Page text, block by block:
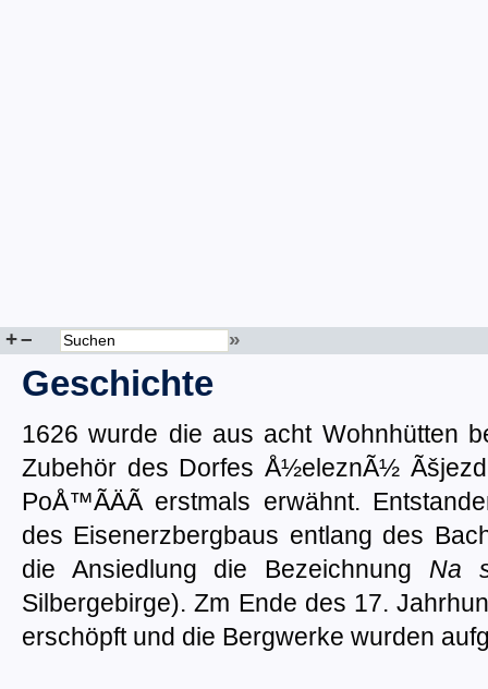
+– »
Geschichte
1626 wurde die aus acht Wohnhütten
Zubehör des Dorfes Å½eleznÃ½
PoÅ™Ã­ÄÃ­ erstmals erwähnt.
des Eisenerzbergbaus entlang des
die Ansiedlung die Bezeichnung Na
Silbergebirge). Zm Ende des 17.
erschöpft und die Bergwerke wurden